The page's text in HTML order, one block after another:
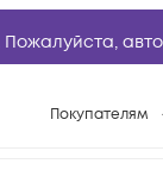
Пожалуйста,
Покупателям